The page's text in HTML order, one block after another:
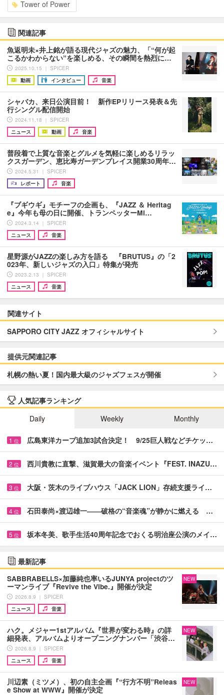
Tower of Power
関連記事
魚返明未×井上銘が語る現代ジャズの魅力、「“何が起
こるかわからない”を楽しめる、その瞬間を熱烈に…
2025.10.15 ｜ SPICER
動画
インタビュー 音楽
シャバカ、来日公演目前！ 新作EPリリース発表＆先
行シングル配信開始
2024.11.18 ｜ SPICER
ニュース
動画 音楽
普段着で上質な音楽とグルメを気軽に楽しめるリラッ
クスガーデン、恵比寿ガーデンプレイス開業30周年…
2024.5.31 ｜ SPICER
レポート
音楽
『ブギウギ』モチーフの企画も、『JAZZ ＆ Heritag
e』今年も母の日に開催、トランペッターMi…
2024.3.14 ｜ SPICER
ニュース
音楽
星野源がJAZZの楽しみ方を語る 『BRUTUS』の「2
023年、新しいジャズの入口」特集が発売
2023.2.13 ｜ SPICER
ニュース
音楽
関連サイト
SAPPORO CITY JAZZ オフィシャルサイト
提供元関連記事
札幌の熱い夏！国内最大級のジャズフェスが開催
人気記事ランキング
Daily
Weekly Monthly
1 位 広島東洋カープ追加3試合決定！ 9/25巨人戦などチケッ…
2 位 西川貴教に直撃、滋賀最大の音楽イベント『FEST. INAZU…
3 位 大阪・茨木のライブハウス「JACK LION」存続支援ライ…
4 位 石田泰尚×渡辺雄一――破格の“音楽魂”が静かに燃える …
5 位 坂本冬美、歌手生活40周年記念でおくる明治座公演のメイ…
最新記事
SABBRABELLS×加藤純也率いるJUNYA projectのツ
ーマンライブ『Revive the Vibe.』開催が決定
2026.8.9 ｜ SPICER
ニュース
音楽
NEW
ハク。メジャー1stアルバム『世界が変わる時』の詳
細発表、アルバムよりオープニングナンバー「渋谷…
2026.8.9 ｜ SPICER
ニュース
音楽
NEW
川辺素（ミツメ）、初の自主企画『“行方不明”Releas
e Show at WWW』開催が決定
NEW